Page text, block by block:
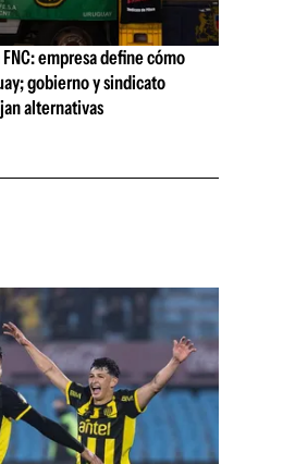
empresa define cómo
gobierno y sindicato
alternativas